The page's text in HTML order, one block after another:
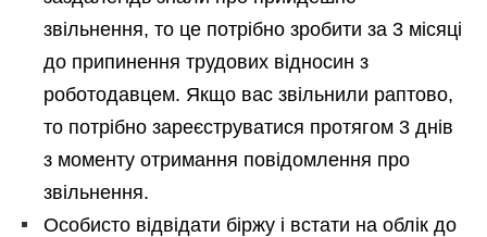
звільнення, то це потрібно зробити за 3 місяці
до припинення трудових відносин з
роботодавцем. Якщо вас звільнили раптово,
то потрібно зареєструватися протягом 3 днів
з моменту отримання повідомлення про
звільнення.
Особисто відвідати біржу і встати на облік до